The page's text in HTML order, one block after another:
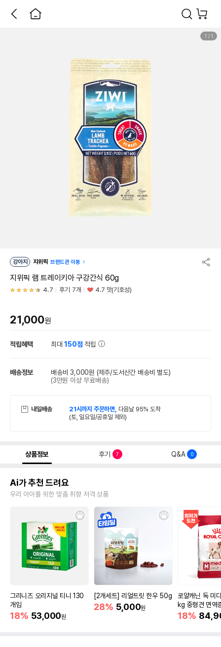
1 / 1
강아지 지위픽 브랜드관 이동
지위픽 램 트레이키아 구강간식 60g
4.7 후기 7개 4.7 맛(기호성)
21,000원
적립혜택 최대150점 적립
배송정보 배송비 3,000원 (제주/도서산간 배송비 별도)
(3만원 이상 무료배송)
내일배송 21시까지 주문하면, 다음날 95% 도착
(토, 일요일/공휴일 제외)
상품정보 후기 7 Q&A 0
Ai가 추천 드려요
우리 아이를 위한 맞춤 취향 저격 상품
그리니즈 오리지널 티니 130
개입
18% 53,000원
[2개세트] 리얼트릿 한우 50g
28% 5,000원
로얄캐닌 독 미
kg 중형견 면역
18%